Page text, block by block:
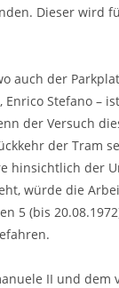
Dieser wird
auch der
Stefano –
der Versuch
der Tram
hinsichtlich der
würde die
5 (bis
II und dem